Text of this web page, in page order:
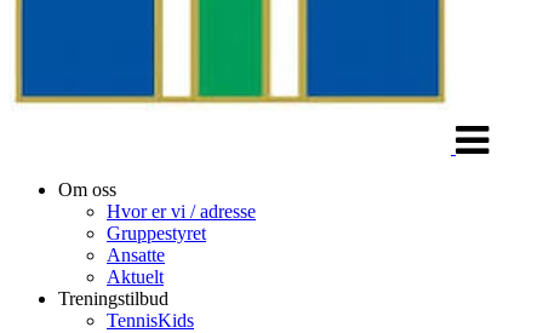
Om oss
Hvor er vi / adresse
Gruppestyret
Ansatte
Aktuelt
Treningstilbud
TennisKids